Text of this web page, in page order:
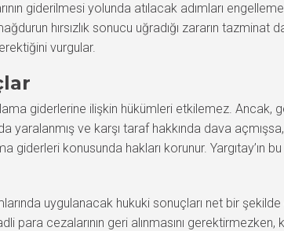
giderilmesi yolunda atılacak adımları
hırsızlık sonucu uğradığı zararın
vurgular.
giderlerine ilişkin hükümleri etkilemez. Ancak,
ve karşı taraf hakkında dava
konusunda hakları korunur. Yargıtay’ın
uygulanacak hukuki sonuçları net bir
cezalarının geri alınmasını gerektirmezken,